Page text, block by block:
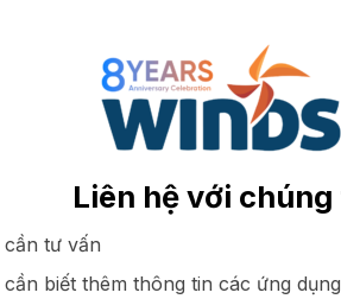
Liên hệ với
cần tư vấn
cần biết thêm thông tin các ứng